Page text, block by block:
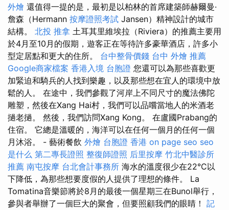
外燴 還值得一提的是，最初是以柏林的首席建築師赫爾曼·
詹森（Hermann 按摩證照考試 Jansen）精神設計的城市
結構。 北投 推拿 土耳其里維埃拉（Riviera）的推薦主要用
於4月至10月的假期，遊客正在等待許多豪華酒店，許多小
型定居點和更大的住所。 台中整骨價錢 台中 外燴 推薦
Google商家檔案 香港入境 台胞證 您還可以為那些喜歡更
加緊迫和騎兵的人找到樂趣，以及那些想在宜人的環境中放
鬆的人。 在途中，我們參觀了河岸上不同尺寸的魔法佛陀
雕塑，然後在Xang Hai村，我們可以品嚐當地人的米酒老
撾老撾。 然後，我們訪問Xang Kong。 在盧國Prabang的
住宿。 它總是溫暖的，海洋可以在任何一個月的任何一個
月沐浴。 - 藝術餐飲 外燴 台胞證 香港 on page seo seo
是什么 第二專長證照 整復師證照 后里按摩 竹北中醫診所
推薦 南屯按摩 台北會計事務所 海水的溫度很少在22°C以
下降低，為那些想要度假的人提供了理想的條件。 La
Tomatina音樂節將於8月的最後一個星期三在Bunol舉行，
參與者舉辦了一個巨大的聚會，但要照顧我們的眼睛！ 記